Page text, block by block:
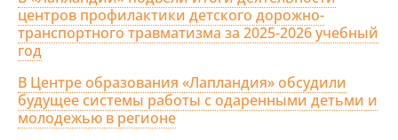
центров профилактики детского дорожно-
транспортного травматизма за 2025-2026 учебный
год
В Центре образования «Лапландия» обсудили
будущее системы работы с одаренными детьми и
молодежью в регионе